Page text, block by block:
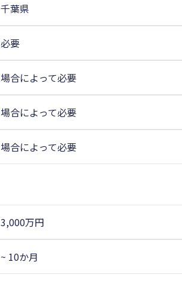
千葉県
必要
場合によって必要
場合によって必要
場合によって必要
3,000万円
~ 10か月